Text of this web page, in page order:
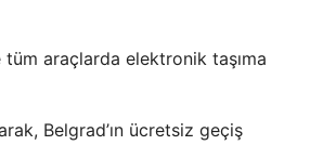
tüm araçlarda elektronik taşıma
Belgrad’ın ücretsiz geçiş